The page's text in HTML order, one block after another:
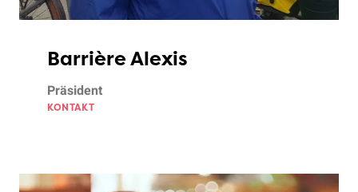
Barrière Alexis
Präsident
KONTAKT